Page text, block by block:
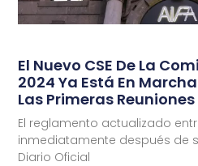
El Nuevo CSE De La
2024 Ya Está En
Las Primeras Reuniones
El reglamento actualizado
inmediatamente después de
Diario Oficial